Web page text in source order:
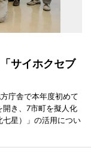
サイホクセブ
庁舎で本年度初めて
開き、7市町を擬人化
七星）」の活用につい